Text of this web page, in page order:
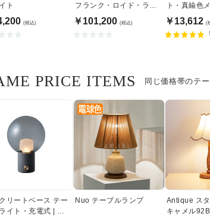
ト
(税込)
フランク・ロイド・ライ
ト
￥101,200 (税込)
ト・真鍮色
式
￥13,612 (
同じ価格帯のテ
PRICE ITEMS
リートベース テー
イト・充電式 | ク
Nuo テーブルランプ
Antique スタ
キャメル